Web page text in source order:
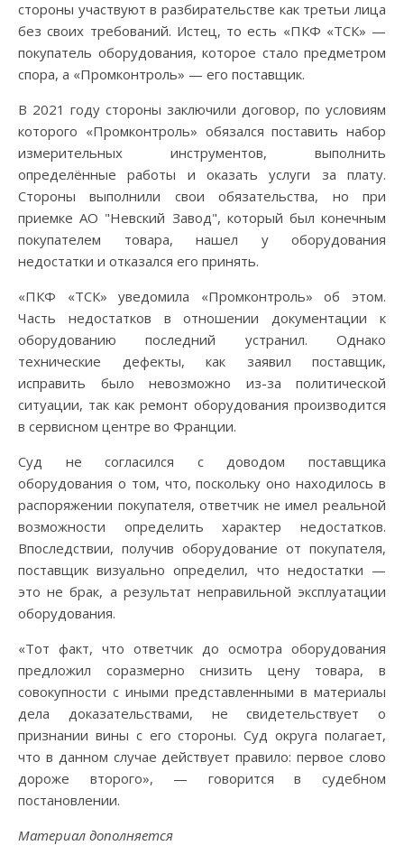
стороны участвуют в разбирательстве как третьи лица
без своих требований. Истец, то есть «ПКФ «ТСК» —
покупатель оборудования, которое стало предметром
спора, а «Промконтроль» — его поставщик.
В 2021 году стороны заключили договор, по условиям
которого «Промконтроль» обязался поставить набор
измерительных инструментов, выполнить
определённые работы и оказать услуги за плату.
Стороны выполнили свои обязательства, но при
приемке АО "Невский Завод", который был конечным
покупателем товара, нашел у оборудования
недостатки и отказался его принять.
«ПКФ «ТСК» уведомила «Промконтроль» об этом.
Часть недостатков в отношении документации к
оборудованию последний устранил. Однако
технические дефекты, как заявил поставщик,
исправить было невозможно из-за политической
ситуации, так как ремонт оборудования производится
в сервисном центре во Франции.
Суд не согласился с доводом поставщика
оборудования о том, что, поскольку оно находилось в
распоряжении покупателя, ответчик не имел реальной
возможности определить характер недостатков.
Впоследствии, получив оборудование от покупателя,
поставщик визуально определил, что недостатки —
это не брак, а результат неправильной эксплуатации
оборудования.
«Тот факт, что ответчик до осмотра оборудования
предложил соразмерно снизить цену товара, в
совокупности с иными представленными в материалы
дела доказательствами, не свидетельствует о
признании вины с его стороны. Суд округа полагает,
что в данном случае действует правило: первое слово
дороже второго», — говорится в судебном
постановлении.
Материал дополняется